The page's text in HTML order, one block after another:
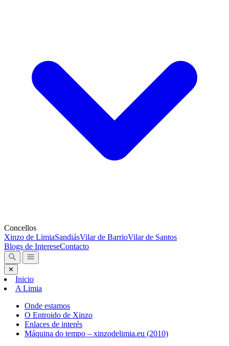
Concellos
Xinzo de LimiaSandiásVilar de BarrioVilar de Santos
Blogs de IntereseContacto
✕
Inicio
A Limia
Onde estamos
O Entroido de Xinzo
Enlaces de interés
Máquina do tempo – xinzodelimia.eu (2010)